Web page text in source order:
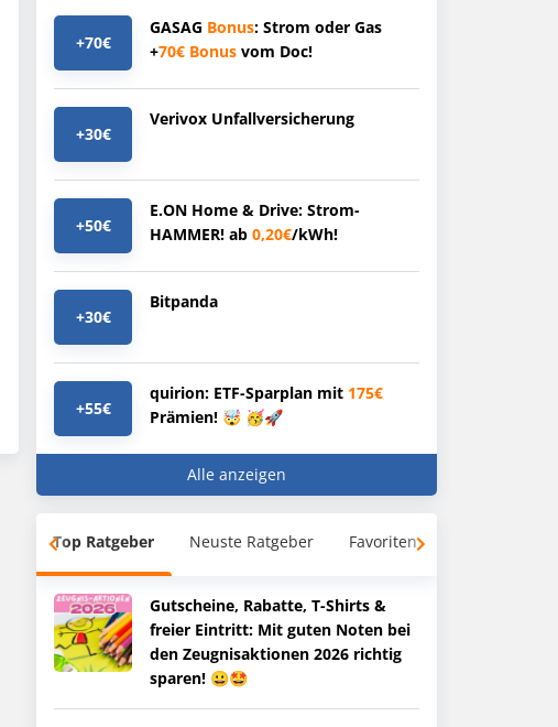
+70€
GASAG Bonus: Strom oder Gas
+70€ Bonus vom Doc!
+30€
Verivox Unfallversicherung
+50€
E.ON Home & Drive: Strom-
HAMMER! ab 0,20€/kWh!
+30€
Bitpanda
+55€
quirion: ETF-Sparplan mit 175€
Prämien! 🤯 🥳🚀
Alle anzeigen
Top Ratgeber Neuste Ratgeber Favoriten
Gutscheine, Rabatte, T-Shirts &
freier Eintritt: Mit guten Noten bei
den Zeugnisaktionen 2026 richtig
sparen! 😀🤩